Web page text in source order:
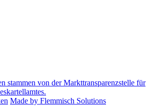
stammen von der Markttransparenzstelle für
Made by Flemmisch Solutions